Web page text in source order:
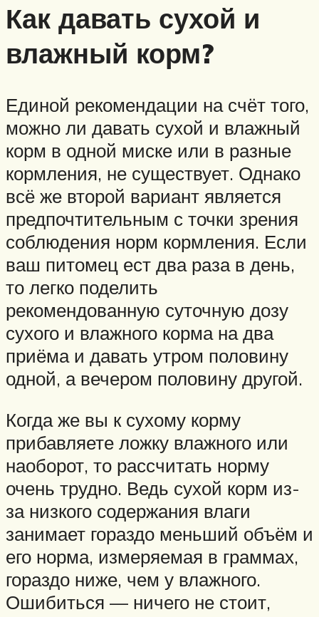
Как давать сухой и
влажный корм?
Единой рекомендации на счёт того,
можно ли давать сухой и влажный
корм в одной миске или в разные
кормления, не существует. Однако
всё же второй вариант является
предпочтительным с точки зрения
соблюдения норм кормления. Если
ваш питомец ест два раза в день,
то легко поделить
рекомендованную суточную дозу
сухого и влажного корма на два
приёма и давать утром половину
одной, а вечером половину другой.
Когда же вы к сухому корму
прибавляете ложку влажного или
наоборот, то рассчитать норму
очень трудно. Ведь сухой корм из-
за низкого содержания влаги
занимает гораздо меньший объём и
его норма, измеряемая в граммах,
гораздо ниже, чем у влажного.
Ошибиться — ничего не стоит,